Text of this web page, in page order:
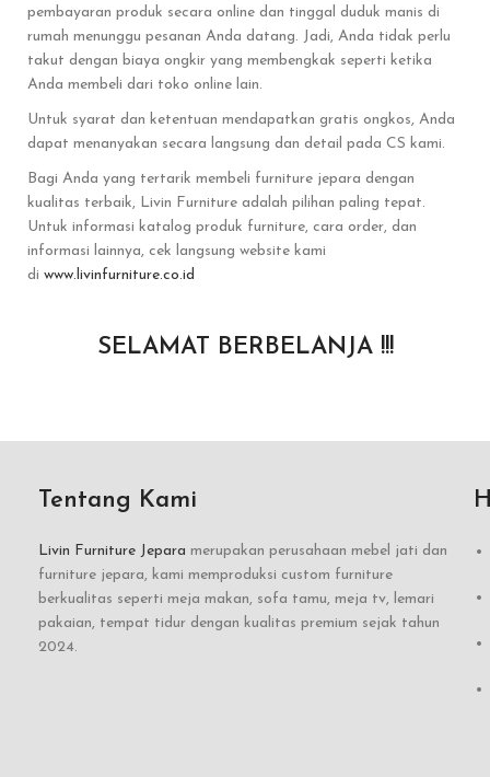
pembayaran produk secara online dan tinggal duduk manis di
rumah menunggu pesanan Anda datang. Jadi, Anda tidak perlu
takut dengan biaya ongkir yang membengkak seperti ketika
Anda membeli dari toko online lain.
Untuk syarat dan ketentuan mendapatkan gratis ongkos, Anda
dapat menanyakan secara langsung dan detail pada CS kami.
Bagi Anda yang tertarik membeli furniture jepara dengan
kualitas terbaik, Livin Furniture adalah pilihan paling tepat.
Untuk informasi katalog produk furniture, cara order, dan
informasi lainnya, cek langsung website kami
di www.livinfurniture.co.id
SELAMAT BERBELANJA !!!
Tentang Kami
Livin Furniture Jepara merupakan perusahaan mebel jati dan
furniture jepara, kami memproduksi custom furniture
berkualitas seperti meja makan, sofa tamu, meja tv, lemari
pakaian, tempat tidur dengan kualitas premium sejak tahun
2024.